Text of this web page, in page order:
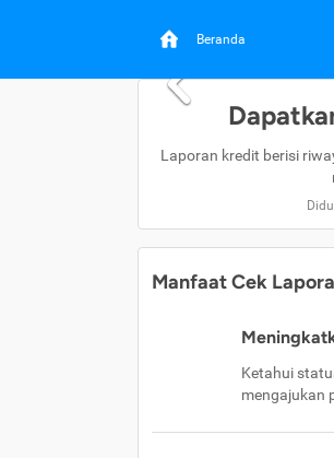
Beranda
Laporan kredit berisi
Manfaat Cek
Ketahui
mengajukan